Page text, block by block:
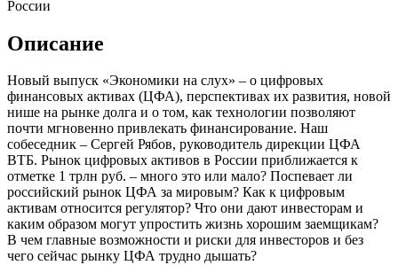
России
Описание
Новый выпуск «Экономики на слух» – о цифровых
финансовых активах (ЦФА), перспективах их развития, новой
нише на рынке долга и о том, как технологии позволяют
почти мгновенно привлекать финансирование. Наш
собеседник – Сергей Рябов, руководитель дирекции ЦФА
ВТБ. Рынок цифровых активов в России приближается к
отметке 1 трлн руб. – много это или мало? Поспевает ли
российский рынок ЦФА за мировым? Как к цифровым
активам относится регулятор? Что они дают инвесторам и
каким образом могут упростить жизнь хорошим заемщикам?
В чем главные возможности и риски для инвесторов и без
чего сейчас рынку ЦФА трудно дышать?